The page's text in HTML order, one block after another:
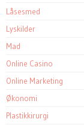
Låsesmed
Lyskilder
Mad
Online Casino
Online Marketing
Økonomi
Plastikkirurgi